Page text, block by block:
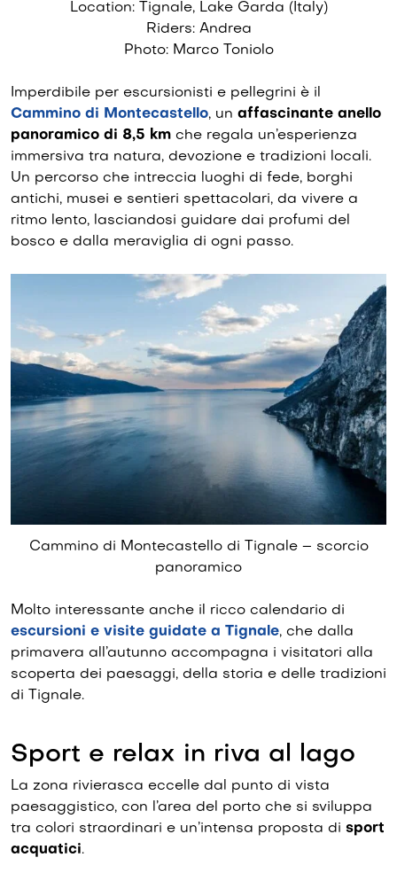
Location: Tignale, Lake Garda (Italy)
Riders: Andrea
Photo: Marco Toniolo
Imperdibile per escursionisti e pellegrini è il
Cammino di Montecastello, un affascinante anello
panoramico di 8,5 km che regala un’esperienza
immersiva tra natura, devozione e tradizioni locali.
Un percorso che intreccia luoghi di fede, borghi
antichi, musei e sentieri spettacolari, da vivere a
ritmo lento, lasciandosi guidare dai profumi del
bosco e dalla meraviglia di ogni passo.
Cammino di Montecastello di Tignale – scorcio
panoramico
Molto interessante anche il ricco calendario di
escursioni e visite guidate a Tignale, che dalla
primavera all’autunno accompagna i visitatori alla
scoperta dei paesaggi, della storia e delle tradizioni
di Tignale.
Sport e relax in riva al lago
La zona rivierasca eccelle dal punto di vista
paesaggistico, con l’area del porto che si sviluppa
tra colori straordinari e un’intensa proposta di sport
acquatici.